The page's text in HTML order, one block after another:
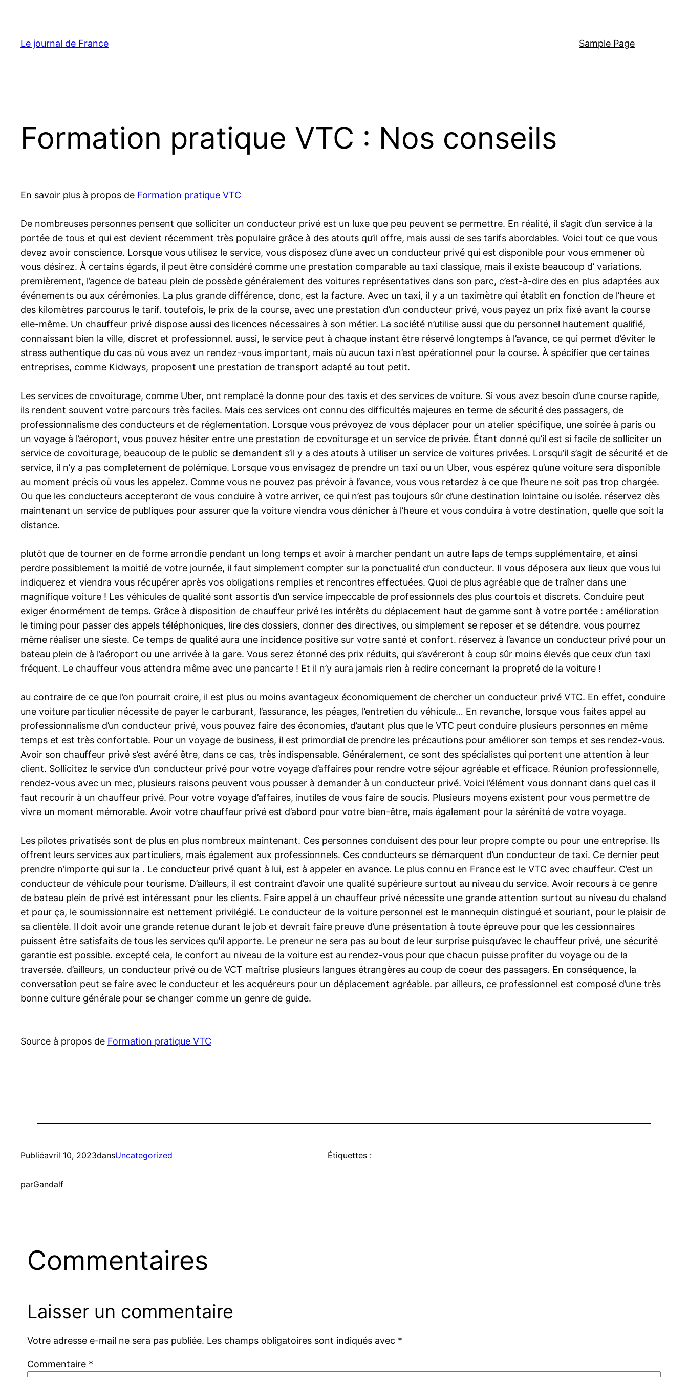
contenu
Le journal de France Sample Page
Formation pratique VTC : Nos conseils
En savoir plus à propos de Formation pratique VTC
De nombreuses personnes pensent que solliciter un conducteur privé est un luxe que peu peuvent se permettre. En réalité, il s’agit d’un service à la
portée de tous et qui est devient récemment très populaire grâce à des atouts qu’il offre, mais aussi de ses tarifs abordables. Voici tout ce que vous
devez avoir conscience. Lorsque vous utilisez le service, vous disposez d’une avec un conducteur privé qui est disponible pour vous emmener où
vous désirez. À certains égards, il peut être considéré comme une prestation comparable au taxi classique, mais il existe beaucoup d’ variations.
premièrement, l’agence de bateau plein de possède généralement des voitures représentatives dans son parc, c’est-à-dire des en plus adaptées aux
événements ou aux cérémonies. La plus grande différence, donc, est la facture. Avec un taxi, il y a un taximètre qui établit en fonction de l’heure et
des kilomètres parcourus le tarif. toutefois, le prix de la course, avec une prestation d’un conducteur privé, vous payez un prix fixé avant la course
elle-même. Un chauffeur privé dispose aussi des licences nécessaires à son métier. La société n’utilise aussi que du personnel hautement qualifié,
connaissant bien la ville, discret et professionnel. aussi, le service peut à chaque instant être réservé longtemps à l’avance, ce qui permet d’éviter le
stress authentique du cas où vous avez un rendez-vous important, mais où aucun taxi n’est opérationnel pour la course. À spécifier que certaines
entreprises, comme Kidways, proposent une prestation de transport adapté au tout petit.
Les services de covoiturage, comme Uber, ont remplacé la donne pour des taxis et des services de voiture. Si vous avez besoin d’une course rapide,
ils rendent souvent votre parcours très faciles. Mais ces services ont connu des difficultés majeures en terme de sécurité des passagers, de
professionnalisme des conducteurs et de réglementation. Lorsque vous prévoyez de vous déplacer pour un atelier spécifique, une soirée à paris ou
un voyage à l’aéroport, vous pouvez hésiter entre une prestation de covoiturage et un service de privée. Étant donné qu’il est si facile de solliciter un
service de covoiturage, beaucoup de le public se demandent s’il y a des atouts à utiliser un service de voitures privées. Lorsqu’il s’agit de sécurité et de
service, il n’y a pas completement de polémique. Lorsque vous envisagez de prendre un taxi ou un Uber, vous espérez qu’une voiture sera disponible
au moment précis où vous les appelez. Comme vous ne pouvez pas prévoir à l’avance, vous vous retardez à ce que l’heure ne soit pas trop chargée.
Ou que les conducteurs accepteront de vous conduire à votre arriver, ce qui n’est pas toujours sûr d’une destination lointaine ou isolée. réservez dès
maintenant un service de publiques pour assurer que la voiture viendra vous dénicher à l’heure et vous conduira à votre destination, quelle que soit la
distance.
plutôt que de tourner en de forme arrondie pendant un long temps et avoir à marcher pendant un autre laps de temps supplémentaire, et ainsi
perdre possiblement la moitié de votre journée, il faut simplement compter sur la ponctualité d’un conducteur. Il vous déposera aux lieux que vous lui
indiquerez et viendra vous récupérer après vos obligations remplies et rencontres effectuées. Quoi de plus agréable que de traîner dans une
magnifique voiture ! Les véhicules de qualité sont assortis d’un service impeccable de professionnels des plus courtois et discrets. Conduire peut
exiger énormément de temps. Grâce à disposition de chauffeur privé les intérêts du déplacement haut de gamme sont à votre portée : amélioration
le timing pour passer des appels téléphoniques, lire des dossiers, donner des directives, ou simplement se reposer et se détendre. vous pourrez
même réaliser une sieste. Ce temps de qualité aura une incidence positive sur votre santé et confort. réservez à l’avance un conducteur privé pour un
bateau plein de à l’aéroport ou une arrivée à la gare. Vous serez étonné des prix réduits, qui s’avéreront à coup sûr moins élevés que ceux d’un taxi
fréquent. Le chauffeur vous attendra même avec une pancarte ! Et il n’y aura jamais rien à redire concernant la propreté de la voiture !
au contraire de ce que l’on pourrait croire, il est plus ou moins avantageux économiquement de chercher un conducteur privé VTC. En effet, conduire
une voiture particulier nécessite de payer le carburant, l’assurance, les péages, l’entretien du véhicule… En revanche, lorsque vous faites appel au
professionnalisme d’un conducteur privé, vous pouvez faire des économies, d’autant plus que le VTC peut conduire plusieurs personnes en même
temps et est très confortable. Pour un voyage de business, il est primordial de prendre les précautions pour améliorer son temps et ses rendez-vous.
Avoir son chauffeur privé s’est avéré être, dans ce cas, très indispensable. Généralement, ce sont des spécialistes qui portent une attention à leur
client. Sollicitez le service d’un conducteur privé pour votre voyage d’affaires pour rendre votre séjour agréable et efficace. Réunion professionnelle,
rendez-vous avec un mec, plusieurs raisons peuvent vous pousser à demander à un conducteur privé. Voici l’élément vous donnant dans quel cas il
faut recourir à un chauffeur privé. Pour votre voyage d’affaires, inutiles de vous faire de soucis. Plusieurs moyens existent pour vous permettre de
vivre un moment mémorable. Avoir votre chauffeur privé est d’abord pour votre bien-être, mais également pour la sérénité de votre voyage.
Les pilotes privatisés sont de plus en plus nombreux maintenant. Ces personnes conduisent des pour leur propre compte ou pour une entreprise. Ils
offrent leurs services aux particuliers, mais également aux professionnels. Ces conducteurs se démarquent d’un conducteur de taxi. Ce dernier peut
prendre n’importe qui sur la . Le conducteur privé quant à lui, est à appeler en avance. Le plus connu en France est le VTC avec chauffeur. C’est un
conducteur de véhicule pour tourisme. D’ailleurs, il est contraint d’avoir une qualité supérieure surtout au niveau du service. Avoir recours à ce genre
de bateau plein de privé est intéressant pour les clients. Faire appel à un chauffeur privé nécessite une grande attention surtout au niveau du chaland
et pour ça, le soumissionnaire est nettement privilégié. Le conducteur de la voiture personnel est le mannequin distingué et souriant, pour le plaisir de
sa clientèle. Il doit avoir une grande retenue durant le job et devrait faire preuve d’une présentation à toute épreuve pour que les cessionnaires
puissent être satisfaits de tous les services qu’il apporte. Le preneur ne sera pas au bout de leur surprise puisqu’avec le chauffeur privé, une sécurité
garantie est possible. excepté cela, le confort au niveau de la voiture est au rendez-vous pour que chacun puisse profiter du voyage ou de la
traversée. d’ailleurs, un conducteur privé ou de VCT maîtrise plusieurs langues étrangères au coup de coeur des passagers. En conséquence, la
conversation peut se faire avec le conducteur et les acquéreurs pour un déplacement agréable. par ailleurs, ce professionnel est composé d’une très
bonne culture générale pour se changer comme un genre de guide.
Source à propos de Formation pratique VTC
Publiéavril 10, 2023dansUncategorized
parGandalf
Étiquettes :
Commentaires
Laisser un commentaire
Votre adresse e-mail ne sera pas publiée. Les champs obligatoires sont indiqués avec *
Commentaire *